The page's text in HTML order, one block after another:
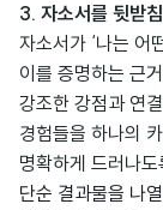
3. 자소서를 뒷받
자소서가 ‘나는 어
이를 증명하는 근
강조한 강점과 연
경험들을 하나의
명확하게 드러나
단순 결과물을 나